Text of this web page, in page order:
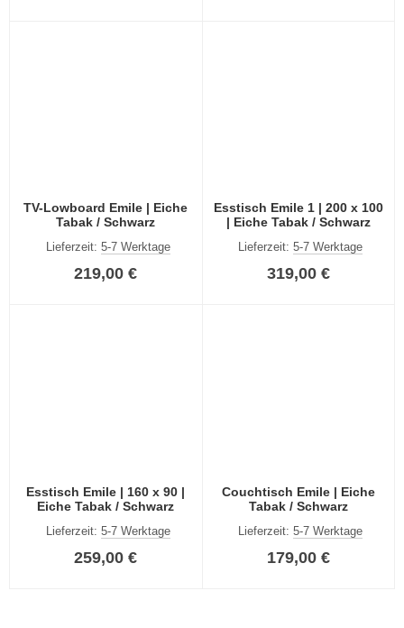
TV-Lowboard Emile | Eiche
Tabak / Schwarz
Lieferzeit: 5-7 Werktage
219,00 €
Esstisch Emile 1 | 200 x 100
| Eiche Tabak / Schwarz
Lieferzeit:5-7 Werktage
319,00 €
Esstisch Emile | 160 x 90 |
Eiche Tabak / Schwarz
Lieferzeit: 5-7 Werktage
259,00 €
Couchtisch Emile | Eiche
Tabak / Schwarz
Lieferzeit:5-7 Werktage
179,00 €